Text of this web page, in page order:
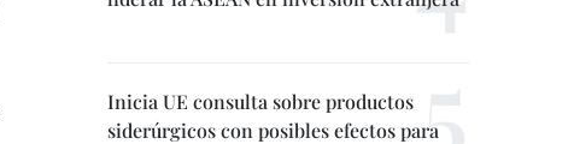
Inicia UE consulta sobre productos
siderúrgicos con posibles efectos para